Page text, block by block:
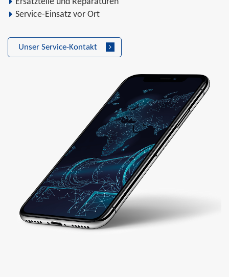
Service-Einsatz vor Ort
Unser Service-Kontakt